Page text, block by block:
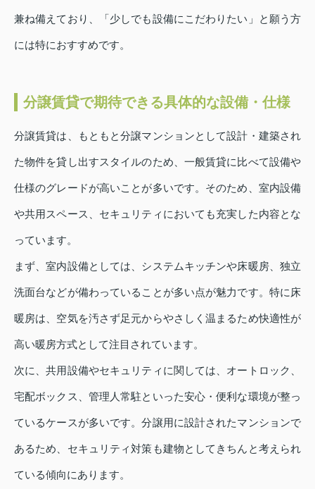
兼ね備えており、「少しでも設備にこだわりたい」と願う方
には特におすすめです。
分譲賃貸で期待できる具体的な設備・仕様
分譲賃貸は、もともと分譲マンションとして設計・建築され
た物件を貸し出すスタイルのため、一般賃貸に比べて設備や
仕様のグレードが高いことが多いです。そのため、室内設備
や共用スペース、セキュリティにおいても充実した内容とな
っています。
まず、室内設備としては、システムキッチンや床暖房、独立
洗面台などが備わっていることが多い点が魅力です。特に床
暖房は、空気を汚さず足元からやさしく温まるため快適性が
高い暖房方式として注目されています。
次に、共用設備やセキュリティに関しては、オートロック、
宅配ボックス、管理人常駐といった安心・便利な環境が整っ
ているケースが多いです。分譲用に設計されたマンションで
あるため、セキュリティ対策も建物としてきちんと考えられ
ている傾向にあります。